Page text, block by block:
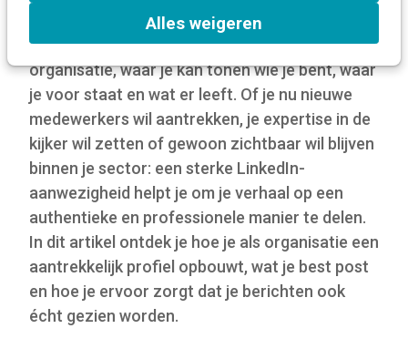
Alles weigeren
LinkedIn is het online visitekaartje van je
organisatie, waar je kan tonen wie je bent, waar
je voor staat en wat er leeft. Of je nu nieuwe
medewerkers wil aantrekken, je expertise in de
kijker wil zetten of gewoon zichtbaar wil blijven
binnen je sector: een sterke LinkedIn-
aanwezigheid helpt je om je verhaal op een
authentieke en professionele manier te delen.
In dit artikel ontdek je hoe je als organisatie een
aantrekkelijk profiel opbouwt, wat je best post
en hoe je ervoor zorgt dat je berichten ook
écht gezien worden.